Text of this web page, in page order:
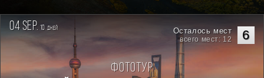
04 sep. 10 дней 6
Осталось мест
всего мест: 12
Фототур